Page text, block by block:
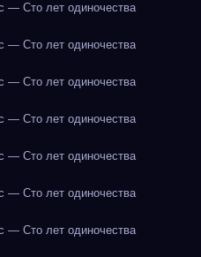
— Сто лет одиночества
— Сто лет одиночества
— Сто лет одиночества
— Сто лет одиночества
— Сто лет одиночества
— Сто лет одиночества
— Сто лет одиночества